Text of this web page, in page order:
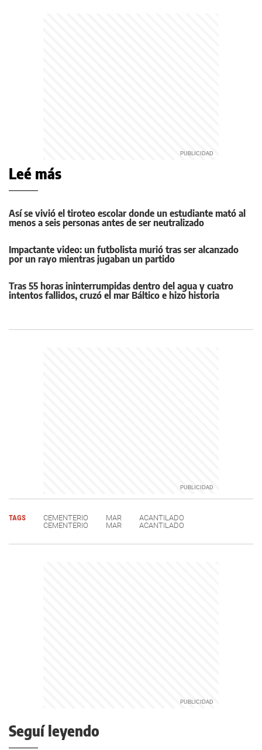
Leé más
Así se vivió el tiroteo escolar donde un estudiante mató al
menos a seis personas antes de ser neutralizado
Impactante video: un futbolista murió tras ser alcanzado
por un rayo mientras jugaban un partido
Tras 55 horas ininterrumpidas dentro del agua y cuatro
intentos fallidos, cruzó el mar Báltico e hizo historia
TAGS CEMENTERIO MAR
ACANTILADO
CEMENTERIO
MAR ACANTILADO
Seguí leyendo